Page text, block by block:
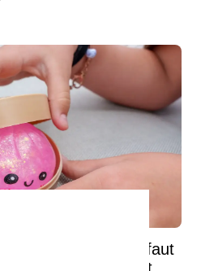
: pourquoi il faut